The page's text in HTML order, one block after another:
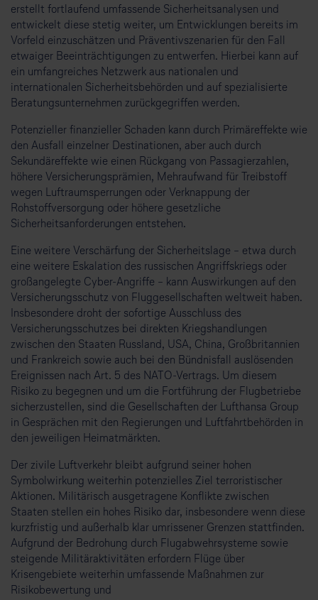
erstellt fortlaufend umfassende Sicherheitsanalysen und
entwickelt diese stetig weiter, um Entwicklungen bereits im
Vorfeld einzuschätzen und Präventivszenarien für den Fall
etwaiger Beeinträchtigungen zu entwerfen. Hierbei kann auf
ein umfangreiches Netzwerk aus nationalen und
internationalen Sicherheitsbehörden und auf spezialisierte
Beratungsunternehmen zurückgegriffen werden.
Potenzieller finanzieller Schaden kann durch Primäreffekte wie
den Ausfall einzelner Destinationen, aber auch durch
Sekundäreffekte wie einen Rückgang von Passagierzahlen,
höhere Versicherungsprämien, Mehraufwand für Treibstoff
wegen Luftraumsperrungen oder Verknappung der
Rohstoffversorgung oder höhere gesetzliche
Sicherheitsanforderungen entstehen.
Eine weitere Verschärfung der Sicherheitslage – etwa durch
eine weitere Eskalation des russischen Angriffskriegs oder
großangelegte Cyber-Angriffe – kann Auswirkungen auf den
Versicherungsschutz von Fluggesellschaften weltweit haben.
Insbesondere droht der sofortige Ausschluss des
Versicherungsschutzes bei direkten Kriegshandlungen
zwischen den Staaten Russland, USA, China, Großbritannien
und Frankreich sowie auch bei den Bündnisfall auslösenden
Ereignissen nach Art. 5 des NATO-Vertrags. Um diesem
Risiko zu begegnen und um die Fortführung der Flugbetriebe
sicherzustellen, sind die Gesellschaften der Lufthansa Group
in Gesprächen mit den Regierungen und Luftfahrtbehörden in
den jeweiligen Heimatmärkten.
Der zivile Luftverkehr bleibt aufgrund seiner hohen
Symbolwirkung weiterhin potenzielles Ziel terroristischer
Aktionen. Militärisch ausgetragene Konflikte zwischen
Staaten stellen ein hohes Risiko dar, insbesondere wenn diese
kurzfristig und außerhalb klar umrissener Grenzen stattfinden.
Aufgrund der Bedrohung durch Flugabwehrsysteme sowie
steigende Militäraktivitäten erfordern Flüge über
Krisengebiete weiterhin umfassende Maßnahmen zur
Risikobewertung und